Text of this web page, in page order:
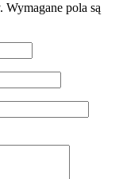
Wymagane pola są